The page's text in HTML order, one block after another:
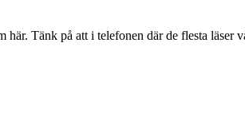
Tänk på att i telefonen där de flesta